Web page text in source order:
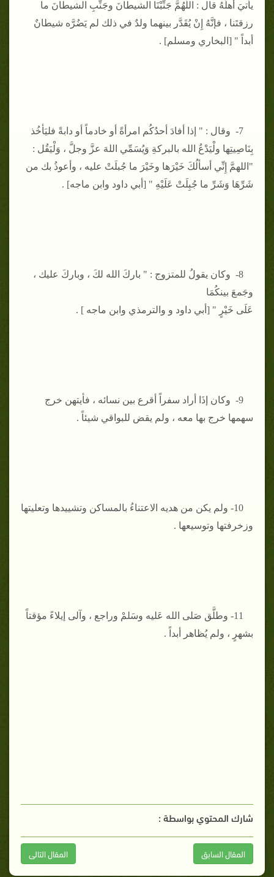
يأتيَ أهلَهُ قال : اللَّهُمَّ جَنِّبْنَا الشيطانَ وجَنِّبِ الشيطانَ ما
رزقتَنا ، فإنَّهُ إِنْ يُقَدَّر بينهما ولدٌ في ذلك لم يَضُرَّه شيطانٌ
أبداً " [البخاري ومسلم] .
7- وقال : " إذا أفادَ أحدُكُم امرأةً أو خادماً أو دابةً فليَأخُذ
بِنَاصِيتِها ولْيَدْعُ الله بالبركةِ وَيُسَمِّي اللهَ عزَّ وجلَّ ، وَلْيَقُل :
"اللهمَّ إِنِّي أسألُكَ خَيْرَها وخَيْرَ ما جُبلَتْ عليه ، وأعوذُ بك من
شَرِّهَا وَشَرِّ ما جُبِلَتْ عَلَيْهِ " [أبي داود وابن ماجه] .
8- وكان يقولُ للمتزوج : " باركَ الله لكَ ، وباركَ عليك ،
وجَمعَ بينكُمَا
عَلَى خَيْرٍ " [أبي داود و والترمذي وابن ماجه ] .
9- وكان إذَا أراد سفراً أقرع بين نسائه ، فأيتهن خرج
سهمها خرج بها معه ، ولم يقض للبواقي شيئاً .
10- ولم يكن من هديه الاعتناءُ بالمساكن وتشييدها وتعليتها
وزخرفتها وتوسيعها .
11- وطلَّق صَلى الله عَليه وسَلمْ وراجع ، وآلى إيلاءً مؤقتاً
بشهرٍ ، ولم يُظاهر أبداً .
شارك المحتوي بواسطة :
المقال السابق المقال التالى